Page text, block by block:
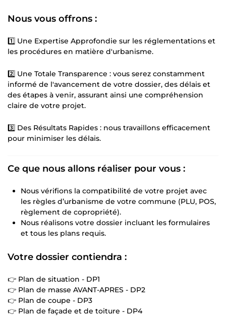
Nous vous offrons :
1️⃣ Une Expertise Approfondie sur les réglementations et
les procédures en matière d'urbanisme.
2️⃣ Une Totale Transparence : vous serez constamment
informé de l'avancement de votre dossier, des délais et
des étapes à venir, assurant ainsi une compréhension
claire de votre projet.
3️⃣ Des Résultats Rapides : nous travaillons efficacement
pour minimiser les délais.
Ce que nous allons réaliser pour vous :
Nous vérifions la compatibilité de votre projet avec
les règles d’urbanisme de votre commune (PLU, POS,
règlement de copropriété).
Nous réalisons votre dossier incluant les formulaires
et tous les plans requis.
Votre dossier contiendra :
👉 Plan de situation - DP1
👉 Plan de masse AVANT-APRES - DP2
👉 Plan de coupe - DP3
👉 Plan de façade et de toiture - DP4